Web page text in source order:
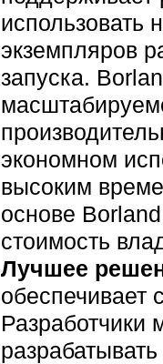
использовать
экземпляров
запуска.
экономном
высоким
основе
стоимость
Лучшее
обеспечивает
Разработчики